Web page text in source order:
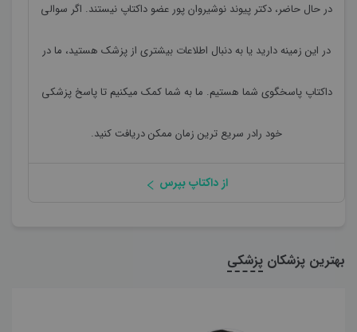
در حال حاضر، دکتر پیوند نوشیروان پورعضو داکتاپ نیستند. اگر سوالی
در این زمینه دارید یا به دنبال اطلاعات بیشتری از پزشک هستید، ما در
داکتاپ پاسخگوی شما هستیم. ما به شما کمک میکنیم تا پاسخ پزشکی
خود رادر سریع ترین زمان ممکن دریافت کنید.
از داکتاپ بپرس
بهترین پزشکان پزشکی